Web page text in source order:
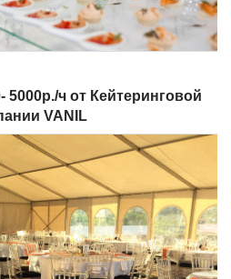
5000р./ч от Кейтеринговой
VANIL